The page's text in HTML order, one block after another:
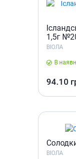
1,5г
ВІОЛА
В
94.10
ВІОЛА